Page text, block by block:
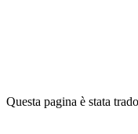
Questa pagina è stata